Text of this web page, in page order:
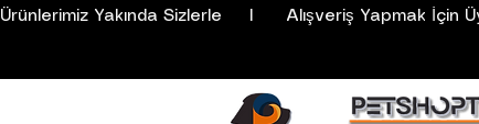
Ürünlerimiz Yakında Sizlerle     I      Alışveriş Yapmak